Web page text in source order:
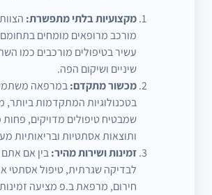
מקצועיות בלתי מתפשרת:
מורכב מרופאים מומחים בתחומם,
עשיר בטיפולים מורכבים כמו
שיניים ושיקום הפה.
מכשור מתקדם:במרפאה
בטכנולוגיות המתקדמות ביותר,
שמבטיח טיפולים מדויקים, פחות
ותוצאות אסתטיות ובריאותיות
זמינות ושירות מהיר:בין אם אתם
לבדיקה שגרתית, טיפול אסתטי
חירום, מרפאת ב.פ מציעה